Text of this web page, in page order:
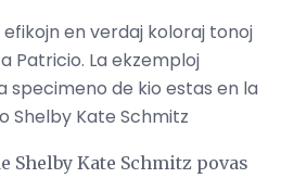
en verdaj koloraj tonoj
Patricio. La ekzemploj
de kio estas en la
Shelby Kate Schmitz
Shelby Kate Schmitz povas